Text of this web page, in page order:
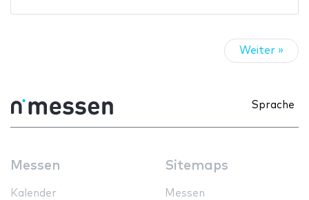
Weiter »
Sprache
Messen
Kalender
Sitemaps
Messen